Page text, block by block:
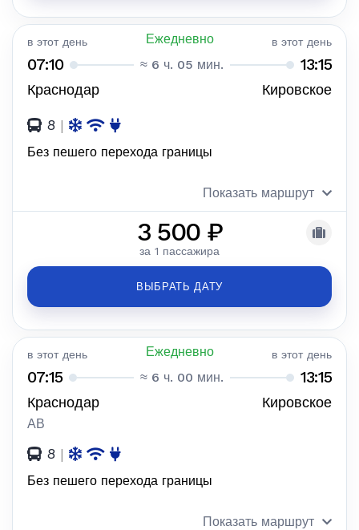
в этот день Ежедневно в этот день
07:10 ≈ 6 ч. 05 мин. 13:15
Краснодар Кировское
8 |
Без пешего перехода границы
Показать маршрут
3 500 ₽
за 1 пассажира
ВЫБРАТЬ ДАТУ
в этот день Ежедневно в этот день
07:15 ≈ 6 ч. 00 мин. 13:15
Краснодар Кировское
АВ
8 |
Без пешего перехода границы
Показать маршрут